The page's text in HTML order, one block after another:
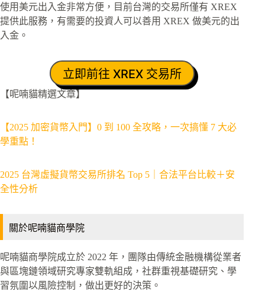
使用美元出入金非常方便，目前台灣的交易所僅有 XREX
提供此服務，有需要的投資人可以善用 XREX 做美元的出
入金。
立即前往 XREX 交易所
【呢喃貓精選文章】
【2025 加密貨幣入門】0 到 100 全攻略，一次搞懂 7 大必
學重點！
2025 台灣虛擬貨幣交易所排名 Top 5｜合法平台比較＋安
全性分析
關於呢喃貓商學院
呢喃貓商學院成立於 2022 年，團隊由傳統金融機構從業者
與區塊鏈領域研究專家雙軌組成，社群重視基礎研究、學
習氛圍以風險控制，做出更好的決策。